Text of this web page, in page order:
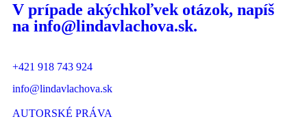
V prípade akýchkoľvek otázok, napíš
na info@lindavlachova.sk.
+421 918 743 924
info@lindavlachova.sk
AUTORSKÉ PRÁVA